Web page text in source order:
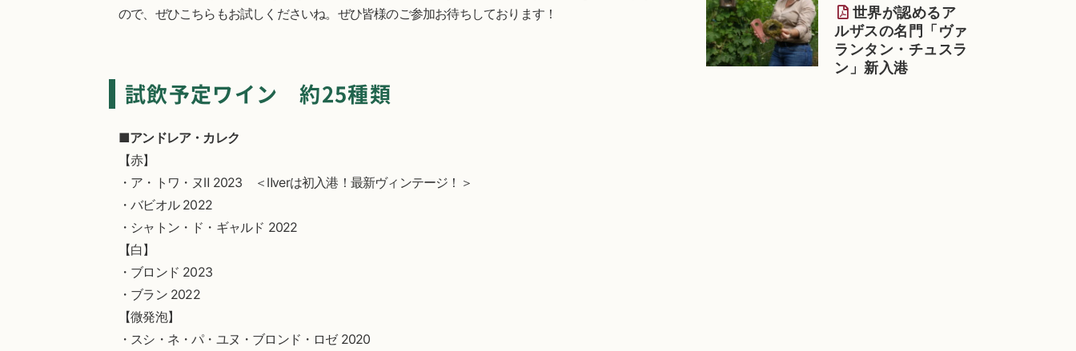
ので、ぜひこちらもお試しくださいね。ぜひ皆様のご参加お待ちしております！
試飲予定ワイン 約25種類
■アンドレア・カレク
【赤】
・ア・トワ・ヌⅡ 2023 ＜Ⅱverは初入港！最新ヴィンテージ！＞
・バビオル 2022
・シャトン・ド・ギャルド 2022
【白】
・ブロンド 2023
・ブラン 2022
【微発泡】
・スシ・ネ・パ・ユヌ・ブロンド・ロゼ 2020
世界が認めるア
ルザスの名門「ヴァ
ランタン・チュスラ
ン」新入港